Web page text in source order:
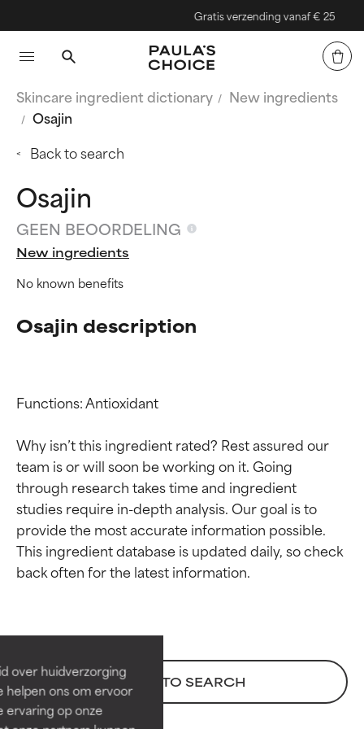
over huidverzorging
helpen ons om ervoor
ervaring op onze
Gratis verzending vanaf € 25
Skincare ingredient dictionary
New ingredients
Osajin
Back to search
Osajin
GEEN BEOORDELING
New ingredients
No known benefits
Osajin description
Functions: Antioxidant
Why isn’t this ingredient rated? Rest assured our
team is or will soon be working on it. Going
through research takes time and ingredient
studies require in-depth analysis. Our goal is to
provide the most accurate information possible.
This ingredient database is updated daily, so check
BACK TO SEARCH
Beoordelingen van
Bewezen en ondersteund door
onafhankelijk onderzoek.
Uitstekend actief ingrediënt
voor de meeste huidtypen of
Beoordelingen van
Bewezen en ondersteund door
onafhankelijk onderzoek.
Uitstekend actief ingrediënt
voor de meeste huidtypen of